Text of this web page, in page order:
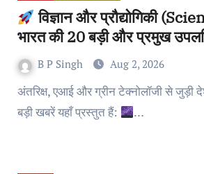
विज्ञान और प्रौद्योगिकी
भारत की 20 बड़ी और प्रमुख
B P Singh Aug 2, 2026
अंतरिक्ष, एआई और ग्रीन टेक्नोलॉजी से जुड़ी देश की 20 प्रमुख और
बड़ी खबरें यहाँ प्रस्तुत हैं:
…